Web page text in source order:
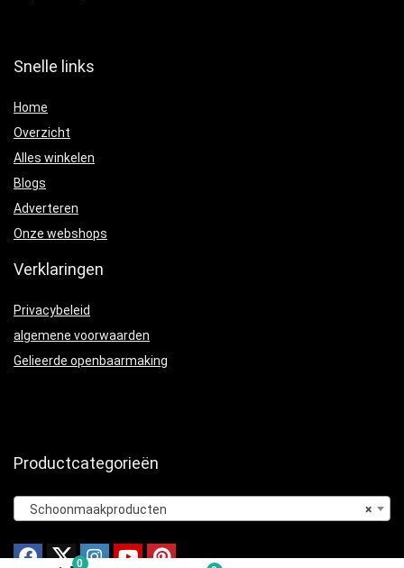
0
Snelle links
Home
Overzicht
Alles winkelen
Blogs
Adverteren
Onze webshops
Verklaringen
Privacybeleid
algemene voorwaarden
Gelieerde openbaarmaking
Productcategorieën
×
Schoonmaakproducten